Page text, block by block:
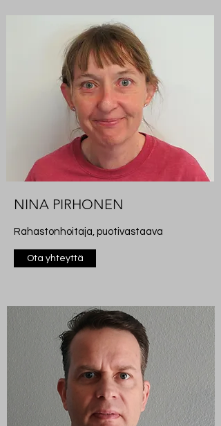
NINA PIRHONEN
Rahastonhoitaja, puotivastaava
Ota yhteyttä